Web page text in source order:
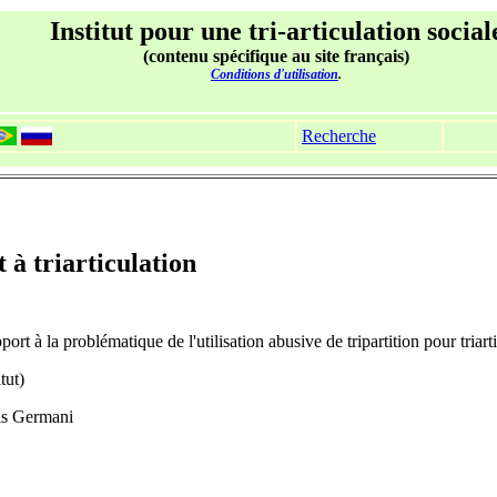
Institut pour une tri-articulation
(contenu spécifique au site français)
Conditions d'utilisation.
Recherche
à triarticulation
à la problématique de l'utilisation abusive de tripartition pour
Germani